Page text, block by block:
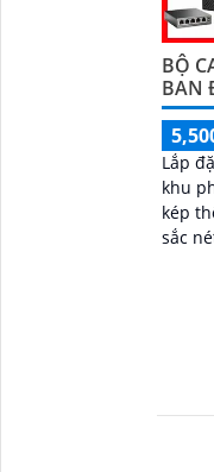
BỘ
BAN
Lắp
khu
kép
sắc